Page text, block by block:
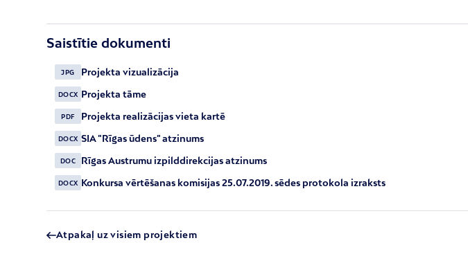
Saistītie dokumenti
JPG Projekta vizualizācija
DOCX Projekta tāme
PDF Projekta realizācijas vieta kartē
DOCX SIA "Rīgas ūdens" atzinums
DOC Rīgas Austrumu izpilddirekcijas atzinums
DOCX Konkursa vērtēšanas komisijas 25.07.2019. sēdes protokola izraksts
Atpakaļ uz visiem projektiem